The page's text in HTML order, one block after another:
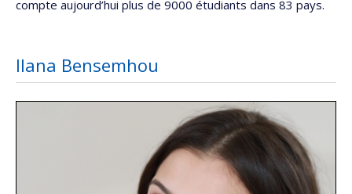
compte aujourd’hui plus de 9000 étudiants dans 83 pays.
Ilana Bensemhou